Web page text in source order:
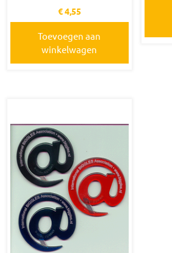
€4,55
Toevoegen aan
winkelwagen